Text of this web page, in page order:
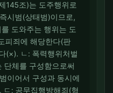
145조)는 도주행위로
시범(상태범)이므로,
도와주는 행위는 도
피죄에 해당한다(판
(×). ㄴ: 폭력행위처벌
단체를 구성함으로써
이어서 구성과 동시에
: 공무집행방해죄(형